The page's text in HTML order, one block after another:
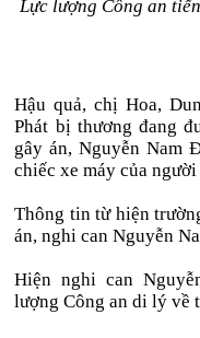
Lực lượng Công an
Hậu quả, chị Hoa,
Phát bị thương đang
gây án, Nguyễn Nam
chiếc xe máy của
Thông tin từ hiện
án, nghi can Nguyễn
Hiện nghi can
lượng Công an di lý về